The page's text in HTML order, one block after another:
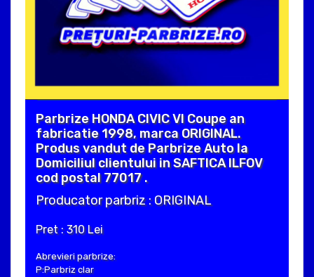
Parbrize HONDA CIVIC VI Coupe an
fabricatie 1998, marca ORIGINAL.
Produs vandut de Parbrize Auto la
Domiciliul clientului in SAFTICA ILFOV
cod postal 77017 .
Producator parbriz : ORIGINAL
Pret : 310 Lei
Abrevieri parbrize:
P:Parbriz clar